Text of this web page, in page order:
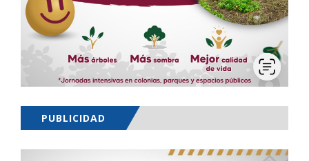
PUBLICIDAD